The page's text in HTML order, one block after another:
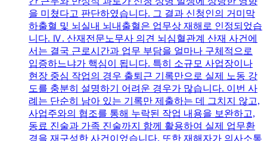
을 미쳤다고 판단하였습니다. 그 결과 신청인의 거미막
하출혈 및 뇌실내 뇌내출혈은 업무상 재해로 인정되었습
니다. Ⅳ. 산재전문노무사 의견 뇌심혈관계 산재 사건에
서는 결국 근로시간과 업무 부담을 얼마나 구체적으로
입증하느냐가 핵심이 됩니다. 특히 소규모 사업장이나
현장 중심 작업의 경우 출퇴근 기록만으로 실제 노동 강
도를 충분히 설명하기 어려운 경우가 많습니다. 이번 사
례는 단순히 남아 있는 기록만 제출하는 데 그치지 않고,
사업주와의 협조를 통해 누락된 작업 내용을 보완하고,
동료 진술과 가족 진술까지 함께 활용하여 실제 업무환
경을 재구성한 사건이었습니다. 또한 재해자가 의사소통